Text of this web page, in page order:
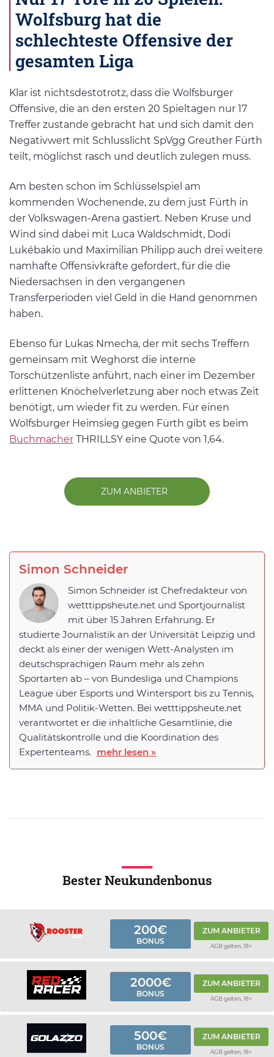
Wolfsburg hat die
schlechteste Offensive der
gesamten Liga
Klar ist nichtsdestotrotz, dass die Wolfsburger
Offensive, die an den ersten 20 Spieltagen nur 17
Treffer zustande gebracht hat und sich damit den
Negativwert mit Schlusslicht SpVgg Greuther Fürth
teilt, möglichst rasch und deutlich zulegen muss.
Am besten schon im Schlüsselspiel am
kommenden Wochenende, zu dem just Fürth in
der Volkswagen-Arena gastiert. Neben Kruse und
Wind sind dabei mit Luca Waldschmidt, Dodi
Lukébakio und Maximilian Philipp auch drei weitere
namhafte Offensivkräfte gefordert, für die die
Niedersachsen in den vergangenen
Transferperioden viel Geld in die Hand genommen
haben.
Ebenso für Lukas Nmecha, der mit sechs Treffern
gemeinsam mit Weghorst die interne
Torschützenliste anführt, nach einer im Dezember
erlittenen Knöchelverletzung aber noch etwas Zeit
benötigt, um wieder fit zu werden. Für einen
Wolfsburger Heimsieg gegen Fürth gibt es beim
Buchmacher THRILLSY eine Quote von 1,64.
ZUM ANBIETER
Simon Schneider
Simon Schneider ist Chefredakteur von
wetttippsheute.net und Sportjournalist
mit über 15 Jahren Erfahrung. Er
studierte Journalistik an der Universität Leipzig und
deckt als einer der wenigen Wett-Analysten im
deutschsprachigen Raum mehr als zehn
Sportarten ab – von Bundesliga und Champions
League über Esports und Wintersport bis zu Tennis,
MMA und Politik-Wetten. Bei wetttippsheute.net
verantwortet er die inhaltliche Gesamtlinie, die
Qualitätskontrolle und die Koordination des
Expertenteams. mehr lesen »
Bester Neukundenbonus
200€
BONUS
ZUM ANBIETER
AGB gelten, 18+
2000€
BONUS
ZUM ANBIETER
AGB gelten, 18+
500€
BONUS
ZUM ANBIETER
AGB gelten, 18+